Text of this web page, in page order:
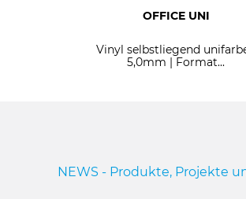
OFFICE UNI
Vinyl selbstliegend
5,0mm | Format...
NEWS - Produkte, Projekte